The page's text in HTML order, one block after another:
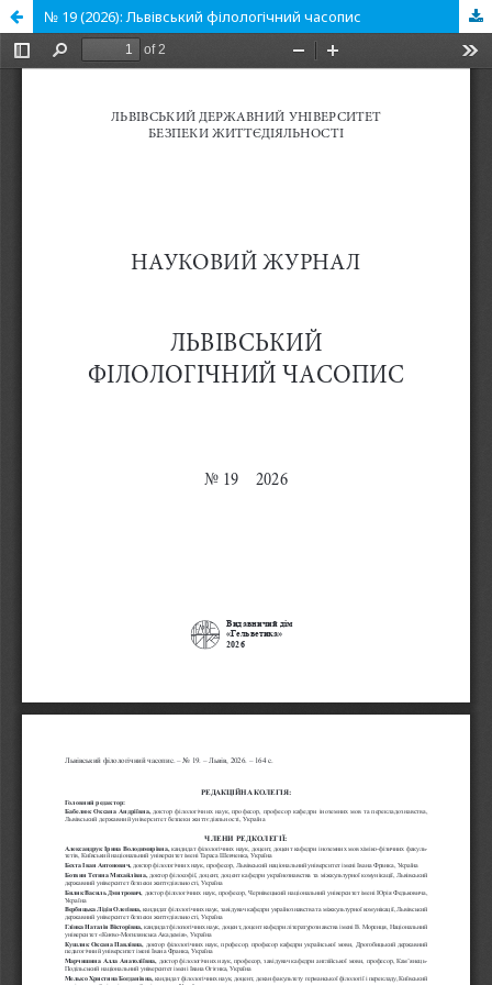
№ 19 (2026): Львівський філологічний часопис